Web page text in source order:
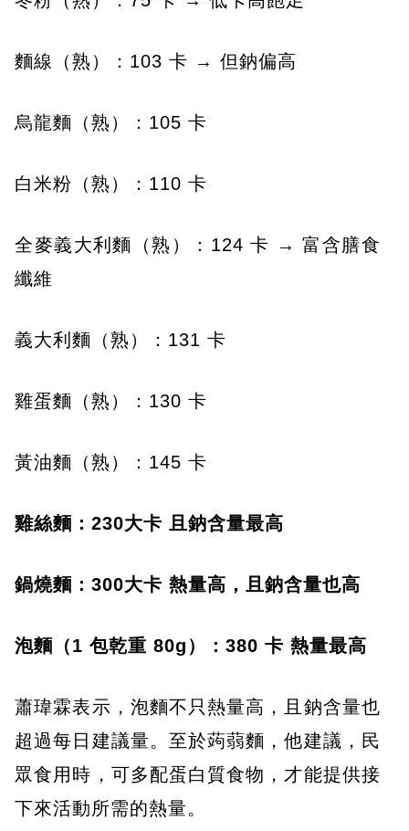
麵線（熟）：103 卡 → 但鈉偏高
烏龍麵（熟）：105 卡
白米粉（熟）：110 卡
全麥義大利麵（熟）：124 卡 → 富含膳食
纖維
義大利麵（熟）：131 卡
雞蛋麵（熟）：130 卡
黃油麵（熟）：145 卡
雞絲麵：230大卡 且鈉含量最高
鍋燒麵：300大卡 熱量高，且鈉含量也高
泡麵（1 包乾重 80g）：380 卡 熱量最高
蕭瑋霖表示，泡麵不只熱量高，且鈉含量也
超過每日建議量。至於蒟蒻麵，他建議，民
眾食用時，可多配蛋白質食物，才能提供接
下來活動所需的熱量。